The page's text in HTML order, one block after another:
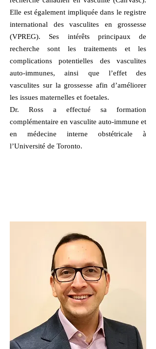
Elle est également impliquée dans le registre
international des vasculites en grossesse
(VPREG). Ses intérêts principaux de
recherche sont les traitements et les
complications potentielles des vasculites
auto-immunes, ainsi que l’effet des
vasculites sur la grossesse afin d’améliorer
les issues maternelles et foetales.
Dr. Ross a effectué sa formation
complémentaire en vasculite auto-immune et
en médecine interne obstétricale à
l’Université de Toronto.